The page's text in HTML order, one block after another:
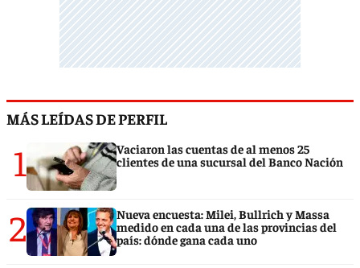
MÁS LEÍDAS DE PERFIL
1
Vaciaron las cuentas de al menos 25
clientes de una sucursal del Banco Nación
2
Nueva encuesta: Milei, Bullrich y Massa
medido en cada una de las provincias del
país: dónde gana cada uno